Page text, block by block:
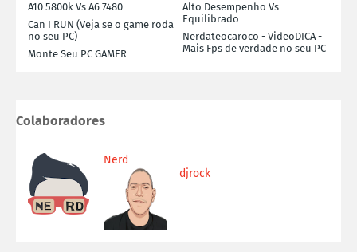
A10 5800k Vs A6 7480
Alto Desempenho Vs
Equilibrado
Can I RUN (Veja se o game roda
no seu PC)
Nerdateocaroco - VideoDICA -
Mais Fps de verdade no seu PC
Monte Seu PC GAMER
Colaboradores
Nerd
djrock